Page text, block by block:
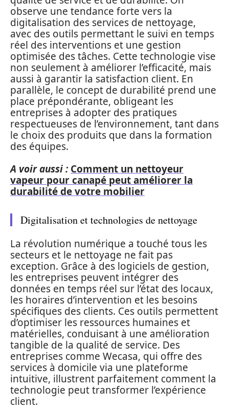
observe une tendance forte vers la
digitalisation des services de nettoyage,
avec des outils permettant le suivi en temps
réel des interventions et une gestion
optimisée des tâches. Cette technologie vise
non seulement à améliorer l’efficacité, mais
aussi à garantir la satisfaction client. En
parallèle, le concept de durabilité prend une
place prépondérante, obligeant les
entreprises à adopter des pratiques
respectueuses de l’environnement, tant dans
le choix des produits que dans la formation
des équipes.
A voir aussi : Comment un nettoyeur
vapeur pour canapé peut améliorer la
durabilité de votre mobilier
Digitalisation et technologies de nettoyage
La révolution numérique a touché tous les
secteurs et le nettoyage ne fait pas
exception. Grâce à des logiciels de gestion,
les entreprises peuvent intégrer des
données en temps réel sur l’état des locaux,
les horaires d’intervention et les besoins
spécifiques des clients. Ces outils permettent
d’optimiser les ressources humaines et
matérielles, conduisant à une amélioration
tangible de la qualité de service. Des
entreprises comme Wecasa, qui offre des
services à domicile via une plateforme
intuitive, illustrent parfaitement comment la
technologie peut transformer l’expérience
client.